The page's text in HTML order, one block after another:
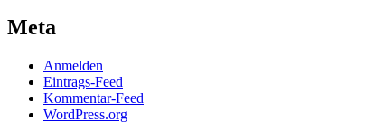
Meta
Anmelden
Eintrags-Feed
Kommentar-Feed
WordPress.org